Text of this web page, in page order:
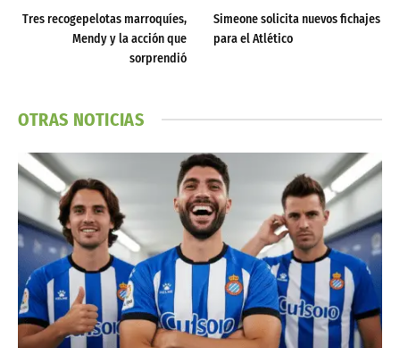
Tres recogepelotas marroquíes,
Mendy y la acción que
sorprendió
Simeone solicita nuevos fichajes
para el Atlético
OTRAS NOTICIAS